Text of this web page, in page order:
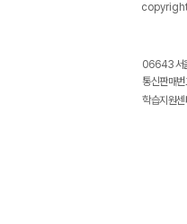
06643 서
통신판매
학습지원